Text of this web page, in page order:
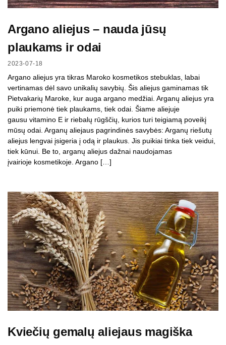
Argano aliejus – nauda jūsų
plaukams ir odai
2023-07-18
Argano aliejus yra tikras Maroko kosmetikos stebuklas, labai
vertinamas dėl savo unikalių savybių. Šis aliejus gaminamas tik
Pietvakarių Maroke, kur auga argano medžiai. Arganų aliejus yra
puiki priemonė tiek plaukams, tiek odai. Šiame aliejuje
gausu vitamino E ir riebalų rūgščių, kurios turi teigiamą poveikį
mūsų odai. Arganų aliejaus pagrindinės savybės: Arganų riešutų
aliejus lengvai įsigeria į odą ir plaukus. Jis puikiai tinka tiek veidui,
tiek kūnui. Be to, arganų aliejus dažnai naudojamas
įvairioje kosmetikoje. Argano […]
Kviečių gemalų aliejaus magiška